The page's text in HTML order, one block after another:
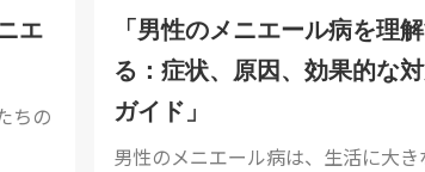
エ
ちの
「男性のメニエール病を理
る：症状、原因、効果的な
ガイド」
男性のメニエール病は、生活に大き